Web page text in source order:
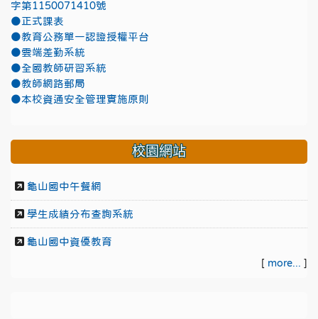
字第1150071410號
●正式課表
●教育公務單一認證授權平台
●雲端差勤系統
●全國教師研習系統
●教師網路郵局
●本校資通安全管理實施原則
校園網站
龜山國中午餐網
學生成績分布查詢系統
龜山國中資優教育
[ more... ]